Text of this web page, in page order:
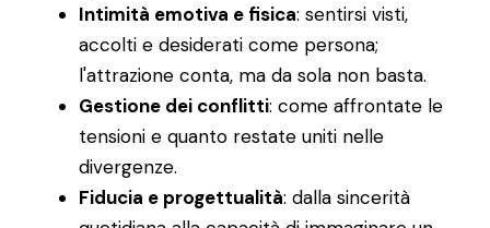
Intimità emotiva e fisica: sentirsi visti,
accolti e desiderati come persona;
l'attrazione conta, ma da sola non basta.
Gestione dei conflitti: come affrontate le
tensioni e quanto restate uniti nelle
divergenze.
Fiducia e progettualità: dalla sincerità